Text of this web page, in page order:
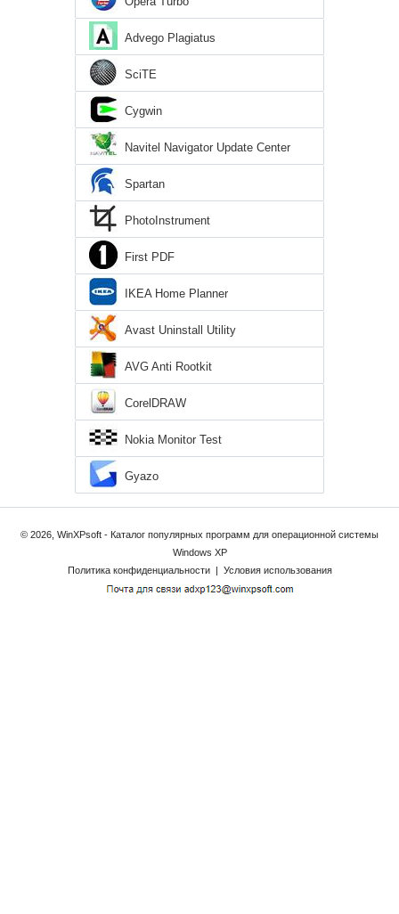
Advego Plagiatus
SciTE
Cygwin
Navitel Navigator Update Center
Spartan
PhotoInstrument
First PDF
IKEA Home Planner
Avast Uninstall Utility
AVG Anti Rootkit
CorelDRAW
Nokia Monitor Test
Gyazo
© 2026, WinXPsoft - Каталог популярных программ для операционной системы
Windows XP
Политика конфиденциальности
| Условия использования